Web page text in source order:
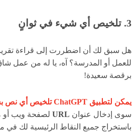
3. تلخيص أي شيء في ثوانٍ
هل سبق لك أن اضطررت إلى قراءة
للعمل أو المدرسة؟ آه، يا له من عمل
برقصة سعيدة!
يمكن لتطبيق ChatGPT تلخيص أي نص بسرعة
سوى إدخال عنوان URL لصفحة ويب أو
باستخراج جميع النقاط الرئيسية لك